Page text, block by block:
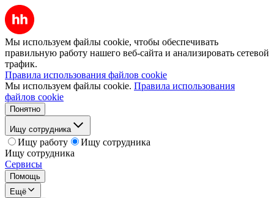
Мы используем файлы cookie, чтобы обеспечивать
правильную работу нашего веб-сайта и анализировать сетевой
трафик.
Правила использования файлов cookie
Мы используем файлы cookie. Правила использования
файлов cookie
Понятно
Ищу сотрудника
Ищу работу
Ищу сотрудника
Ищу сотрудника
Сервисы
Помощь
Ещё